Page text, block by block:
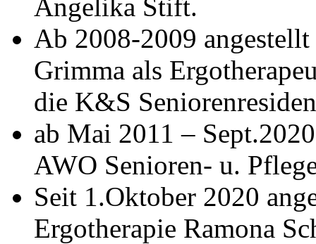
Angelika Stift.
Ab 2008-2009
Grimma als
die K&S
ab Mai 2011 –
AWO Senioren- u.
Seit 1.Oktober 2020
Ergotherapie Ramona